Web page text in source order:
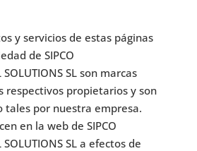
y servicios de estas páginas
de SIPCO
SOLUTIONS SL son marcas
respectivos propietarios y son
tales por nuestra empresa.
en la web de SIPCO
SOLUTIONS SL a efectos de